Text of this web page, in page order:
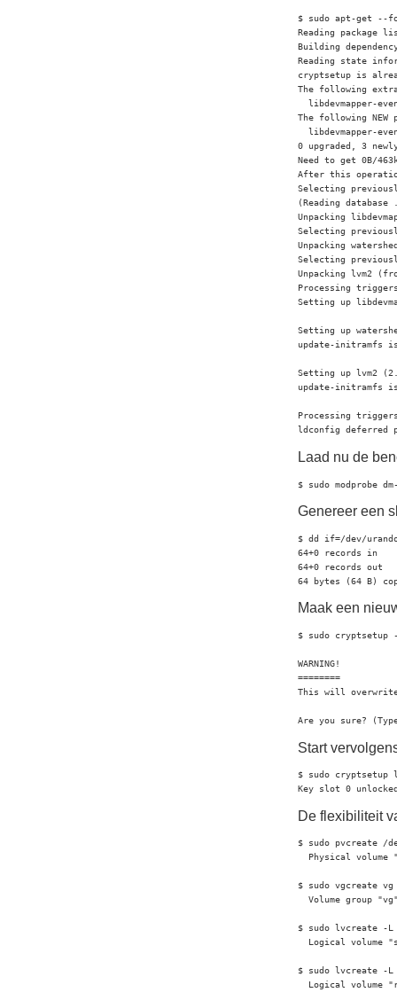
$ sudo apt-get --
Reading package
Building
Reading state
cryptsetup is
The following
libdevmapper-
The following
libdevmapper-
0 upgraded, 3
Need to get 0B/
After this
Selecting
(Reading
Unpacking
Selecting
Unpacking
Selecting
Unpacking lvm2
Processing
Setting up
Setting up
update-initramfs
Setting up lvm2
update-initramfs
Processing
ldconfig deferred
Laad nu de
$ sudo modprobe
Genereer een
$ dd if=/dev/
64+0 records in
64+0 records out
64 bytes (64 B)
Maak een
$ sudo cryptsetup
WARNING!
========
This will
Are you sure?
Start
$ sudo cryptsetup
Key slot 0
De flexibiliteit
$ sudo pvcreate /
Physical volume
$ sudo vgcreate
Volume group
$ sudo lvcreate -L
Logical volume
$ sudo lvcreate -L
Logical volume